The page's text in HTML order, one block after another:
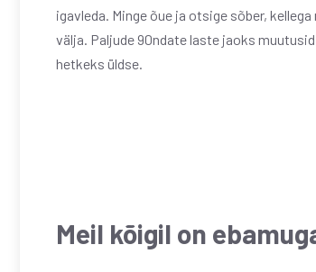
igavleda. Minge õue ja otsige sõber,
välja. Paljude 90ndate laste jaoks
hetkeks üldse.
Meil kõigil on